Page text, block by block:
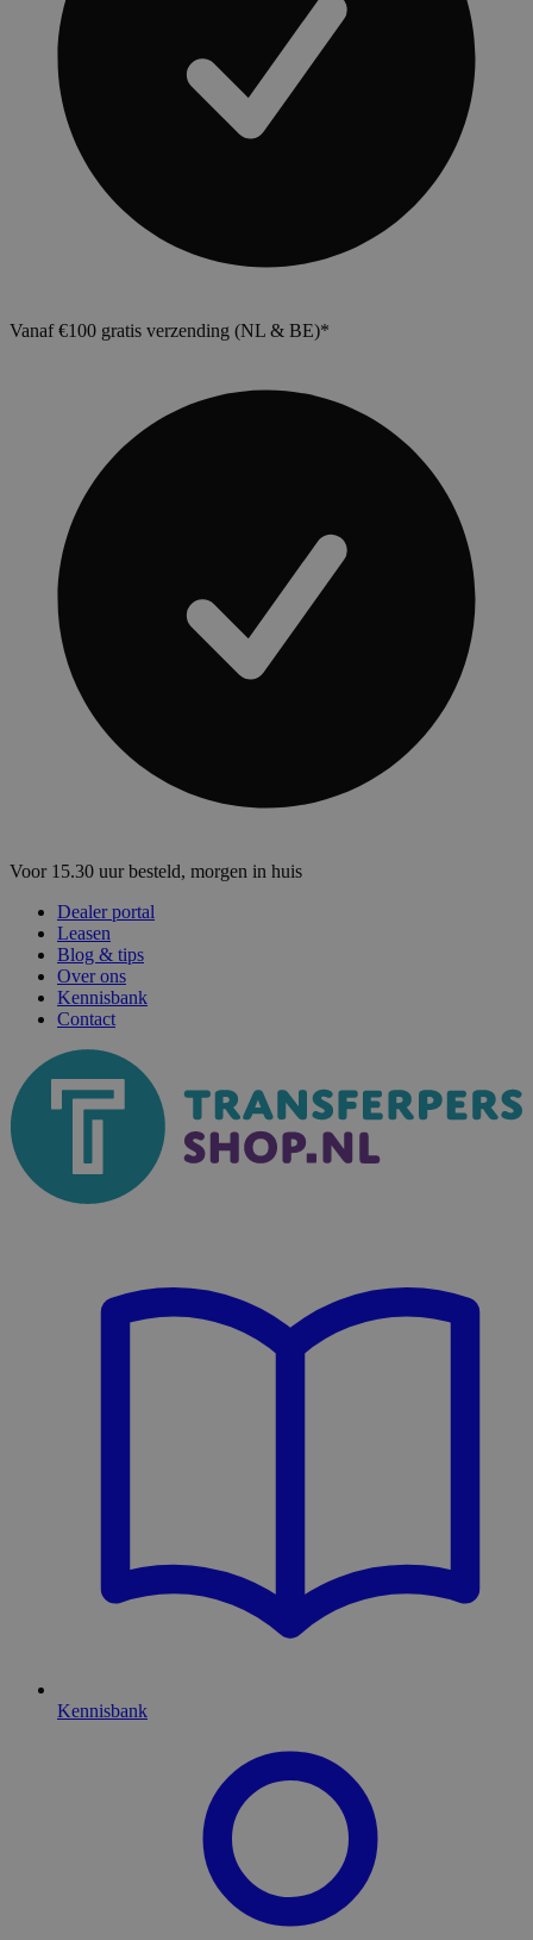
Vanaf €100 gratis verzending (NL & BE)*
Voor 15.30 uur besteld, morgen in huis
Dealer portal
Leasen
Blog & tips
Over ons
Kennisbank
Contact
Kennisbank